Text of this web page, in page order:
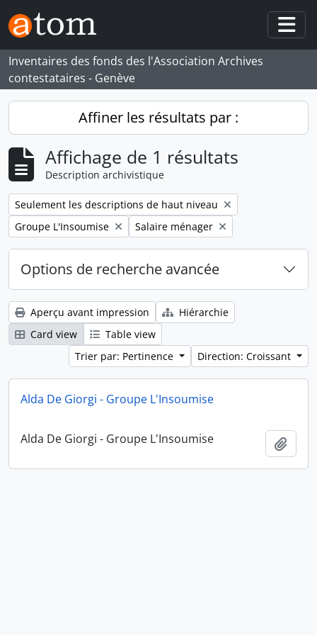
Skip to main content
Inventaires des fonds des l'Association Archives
contestataires - Genève
Affiner les résultats par :
Affichage de 1 résultats
Description archivistique
Remove filter:
Seulement les descriptions de haut niveau
Remove filter:
Groupe L'Insoumise Remove filter:
Salaire ménager
Options de recherche avancée
Aperçu avant impression
Hiérarchie
Card view
Table view
Trier par: Pertinence
Direction: Croissant
Alda De Giorgi - Groupe L'Insoumise
Alda De Giorgi - Groupe L'Insoumise